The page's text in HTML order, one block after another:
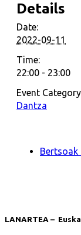
Details
Date:
2022-09-11
Time:
22:00 - 23:00
Event
Dantza
Bertsoak
LANARTEA –